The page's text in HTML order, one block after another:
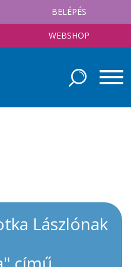
BELÉPÉS
WEBSHOP
Lászlónak